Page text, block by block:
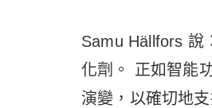
Samu Hällfors 說
化劑。 正如智能
演變，以確切地